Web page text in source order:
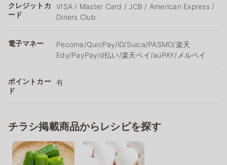
クレジットカ
ード
VISA / Master Card / JCB / American Express /
Diners Club
電子マネー
Pecoma/QuicPay/iD/Suica/PASMO/楽天
Edy/PayPay/d払い/楽天ペイ/auPAY/メルペイ
ポイントカー
ド
有
チラシ掲載商品からレシピを探す